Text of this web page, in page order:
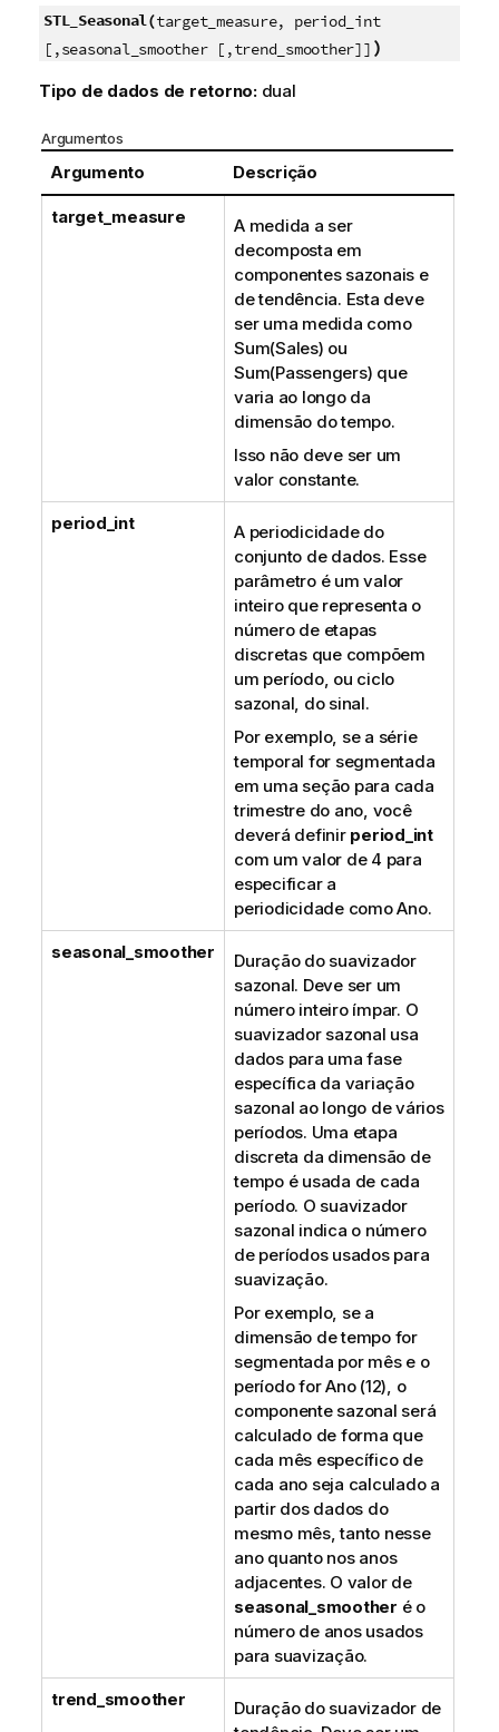
STL_Seasonal(target_measure, period_int
[,seasonal_smoother [,trend_smoother]] )
Tipo de dados de retorno: dual
Argumentos
Argumento Descrição
target_measure
A medida a ser
decomposta em
componentes sazonais e
de tendência. Esta deve
ser uma medida como
Sum(Sales) ou
Sum(Passengers) que
varia ao longo da
dimensão do tempo.
Isso não deve ser um
valor constante.
period_int
A periodicidade do
conjunto de dados. Esse
parâmetro é um valor
inteiro que representa o
número de etapas
discretas que compõem
um período, ou ciclo
sazonal, do sinal.
Por exemplo, se a série
temporal for segmentada
em uma seção para cada
trimestre do ano, você
deverá definir period_int
com um valor de 4 para
especificar a
periodicidade como Ano.
seasonal_smoother
Duração do suavizador
sazonal. Deve ser um
número inteiro ímpar. O
suavizador sazonal usa
dados para uma fase
específica da variação
sazonal ao longo de vários
períodos. Uma etapa
discreta da dimensão de
tempo é usada de cada
período. O suavizador
sazonal indica o número
de períodos usados para
suavização.
Por exemplo, se a
dimensão de tempo for
segmentada por mês e o
período for Ano (12), o
componente sazonal será
calculado de forma que
cada mês específico de
cada ano seja calculado a
partir dos dados do
mesmo mês, tanto nesse
ano quanto nos anos
adjacentes. O valor de
seasonal_smoother é o
número de anos usados
para suavização.
trend_smoother
Duração do suavizador de